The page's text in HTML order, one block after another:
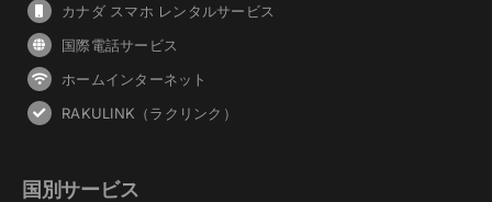
カナダ スマホ レンタルサービス
国際電話サービス
ホームインターネット
RAKULINK（ラクリンク）
国別サービス